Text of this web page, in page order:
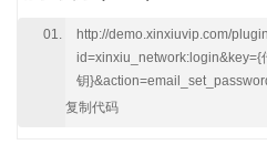
http://demo.xinxiuvip.com/
id=xinxiu_network:login&key={
钥
复制代码